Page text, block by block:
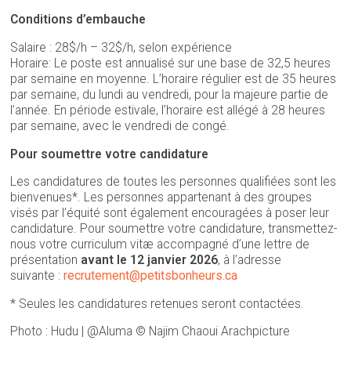
Conditions d’embauche
Salaire : 28$/h – 32$/h, selon expérience
Horaire: Le poste est annualisé sur une base de 32,5 heures
par semaine en moyenne. L’horaire régulier est de 35 heures
par semaine, du lundi au vendredi, pour la majeure partie de
l’année. En période estivale, l’horaire est allégé à 28 heures
par semaine, avec le vendredi de congé.
Pour soumettre votre candidature
Les candidatures de toutes les personnes qualifiées sont les
bienvenues*. Les personnes appartenant à des groupes
visés par l’équité sont également encouragées à poser leur
candidature. Pour soumettre votre candidature, transmettez-
nous votre curriculum vitæ accompagné d’une lettre de
présentation avant le 12 janvier 2026, à l’adresse
suivante : recrutement@petitsbonheurs.ca
* Seules les candidatures retenues seront contactées.
Photo : Hudu | @Aluma © Najim Chaoui Arachpicture